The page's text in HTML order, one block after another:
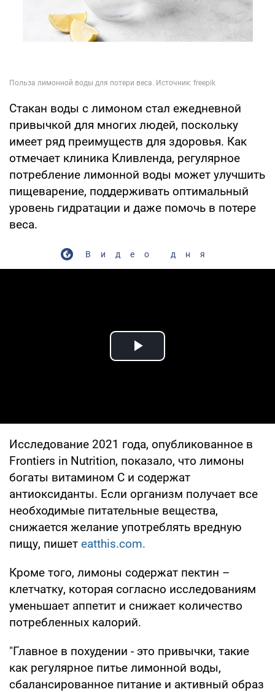
Стакан воды с лимоном стал ежедневной
привычкой для многих людей, поскольку
имеет ряд преимуществ для здоровья. Как
отмечает клиника Кливленда, регулярное
потребление лимонной воды может улучшить
пищеварение, поддерживать оптимальный
уровень гидратации и даже помочь в потере
веса.
Видео дня
Play Video
Исследование 2021 года, опубликованное в
Frontiers in Nutrition, показало, что лимоны
богаты витамином С и содержат
антиоксиданты. Если организм получает все
необходимые питательные вещества,
снижается желание употреблять вредную
пищу, пишет eatthis.com.
Кроме того, лимоны содержат пектин –
клетчатку, которая согласно исследованиям
уменьшает аппетит и снижает количество
потребленных калорий.
"Главное в похудении - это привычки, такие
как регулярное питье лимонной воды,
сбалансированное питание и активный образ